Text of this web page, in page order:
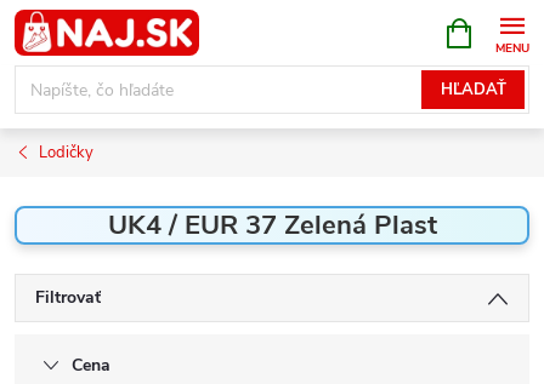
Prejsť
na
obsah
HĽADAŤ
KOŠÍK
Lodičky
UK4 / EUR 37 Zelená Plast
Filtrovať
Cena